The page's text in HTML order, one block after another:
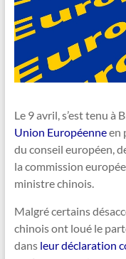
Le 9 avril, s’est tenu à
Union Européenneen
du conseil européen,
la commission
ministre chinois.
Malgré certains
chinois ont loué le
dans leur déclaration